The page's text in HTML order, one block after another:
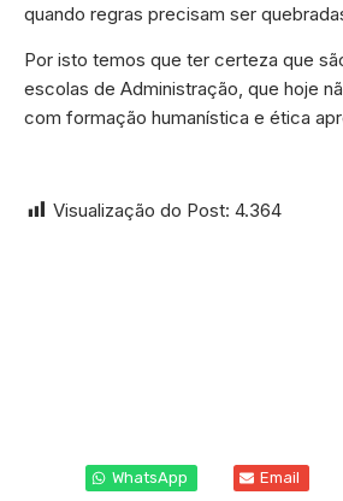
quando regras precisam ser
Por isto temos que ter certeza que
escolas de Administração, que hoje
com formação humanística e ética
Visualização do Post: 4.364
WhatsApp Email